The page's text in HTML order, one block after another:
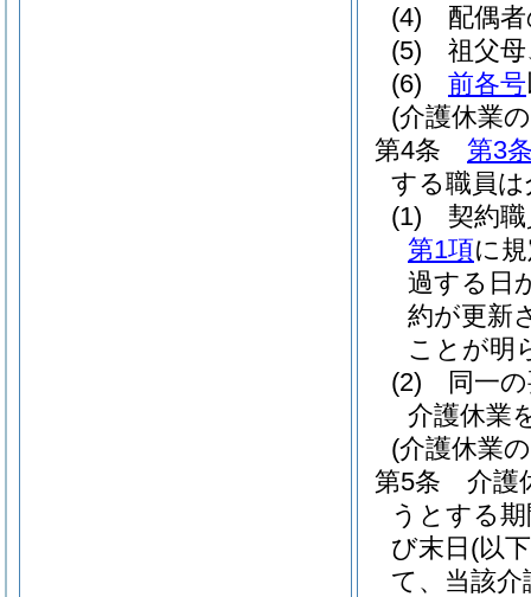
(4)
配偶
(5)
祖父
(6)
前各号
(介護休業
第4条
第3
する職員
(1)
契約
第1項に
過する日
約が更新
ことが明
(2)
同一
介護休業
(介護休業
第5条
介護
うとする
び末日 (以
て、当該